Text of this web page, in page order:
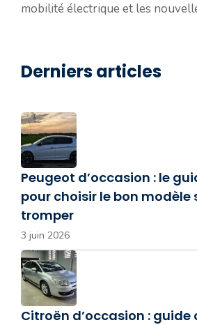
mobilité électrique et les
Derniers articles
Peugeot d’occasion : le
pour choisir le bon modèle
tromper
3 juin 2026
Citroën d’occasion :